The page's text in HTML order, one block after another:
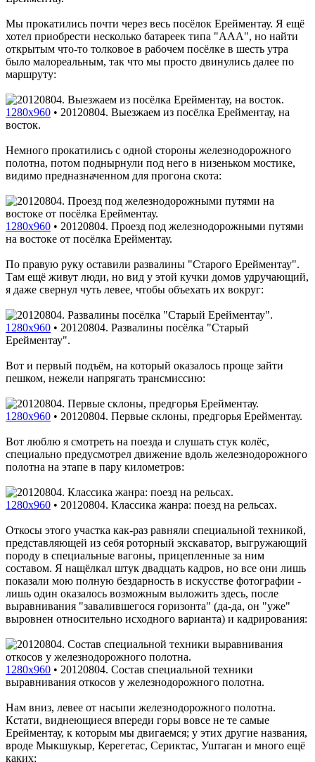
Мы прокатились почти через весь посёлок Ерейментау. Я ещё
хотел приобрести несколько батареек типа "ААА", но найти
открытым что-то толковое в рабочем посёлке в шесть утра
было малореальным, так что мы просто двинулись далее по
маршруту:
1280x960 • 20120804. Выезжаем из посёлка Ерейментау, на
восток.
Немного прокатились с одной стороны железнодорожного
полотна, потом поднырнули под него в низеньком мостике,
видимо предназначенном для прогона скота:
1280x960 • 20120804. Проезд под железнодорожными путями
на востоке от посёлка Ерейментау.
По правую руку оставили развалины "Старого Ерейментау".
Там ещё живут люди, но вид у этой кучки домов удручающий,
я даже свернул чуть левее, чтобы объехать их вокруг:
1280x960 • 20120804. Развалины посёлка "Старый
Ерейментау".
Вот и первый подъём, на который оказалось проще зайти
пешком, нежели напрягать трансмиссию:
1280x960 • 20120804. Первые склоны, предгорья Ерейментау.
Вот люблю я смотреть на поезда и слушать стук колёс,
специально предусмотрел движение вдоль железнодорожного
полотна на этапе в пару километров:
1280x960 • 20120804. Классика жанра: поезд на рельсах.
Откосы этого участка как-раз равняли специальной техникой,
представляющей из себя роторный экскаватор, выгружающий
породу в специальные вагоны, прицепленные за ним
составом. Я нащёлкал штук двадцать кадров, но все они лишь
показали мою полную бездарность в искусстве фотографии -
лишь один оказалось возможным выложить здесь, после
выравнивания "завалившегося горизонта" (да-да, он "уже"
выровнен относительно исходного варианта) и кадрирования:
1280x960 • 20120804. Состав специальной техники
выравнивания откосов у железнодорожного полотна.
Нам вниз, левее от насыпи железнодорожного полотна.
Кстати, виднеющиеся впереди горы вовсе не те самые
Ерейментау, к которым мы двигаемся; у этих другие названия,
вроде Мыкшукыр, Керегетас, Сериктас, Уштаган и много ещё
каких: